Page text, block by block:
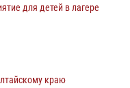
для детей в лагере
краю